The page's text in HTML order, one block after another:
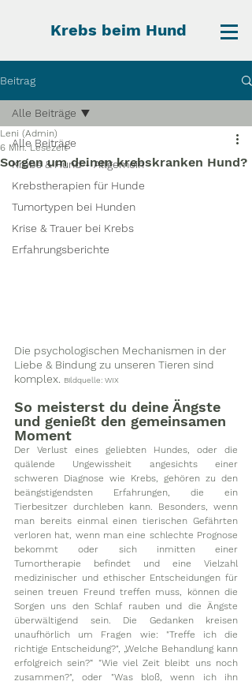
Krebs beim Hund
Beitrag
Alle Beiträge
Krebs & Hund - Allgemein
Krebstherapien für Hunde
Tumortypen bei Hunden
Krise & Trauer bei Krebs
Erfahrungsberichte
Alle Beiträge
Sorgen um deinen krebskranken Hund?
Leni (Admin)
6 Min. Lesezeit
Die psychologischen Mechanismen in der
Liebe & Bindung zu unseren Tieren sind
komplex. Bildquelle: WIX
So meisterst du deine Ängste
und genießt den gemeinsamen
Moment
Der Verlust eines geliebten Hundes, oder die
quälende Ungewissheit angesichts einer
schweren Diagnose wie Krebs, gehören zu den
beängstigendsten Erfahrungen, die ein
Tierbesitzer durchleben kann. Besonders, wenn
man bereits einmal einen tierischen Gefährten
verloren hat, wenn man eine schlechte Prognose
bekommt oder sich inmitten einer
Tumortherapie befindet und eine Vielzahl
medizinischer und ethischer Entscheidungen für
seinen treuen Freund treffen muss, können die
Sorgen uns den Schlaf rauben und die Ängste
überwältigend sein. Die Gedanken kreisen
unaufhörlich um Fragen wie: "Treffe ich die
richtige Entscheidung?", „Welche Behandlung kann
erfolgreich sein?“ "Wie viel Zeit bleibt uns noch
zusammen?", oder "Was bloß, wenn ich ihn